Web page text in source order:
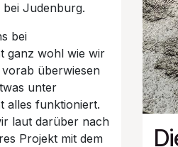
Judenburg.
bei
ganz wohl wie wir
überwiesen
unter
alles funktioniert.
laut darüber nach
Projekt mit dem